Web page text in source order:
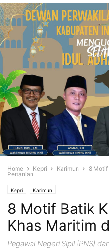
Home Kepri Karimun
8 Motif
Pertanian
Kepri Karimun
8 Motif Batik
Khas Maritim
Pegawai Negeri Sipil (PNS)